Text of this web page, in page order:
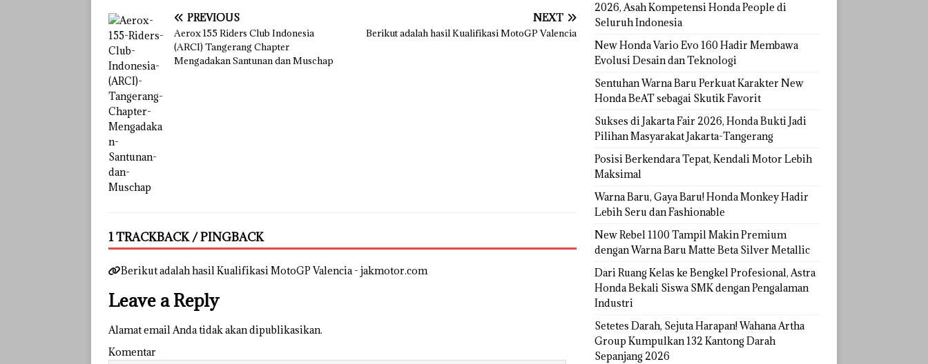
PREVIOUS
Aerox 155 Riders Club Indonesia
(ARCI) Tangerang Chapter
Mengadakan Santunan dan Muschap
NEXT
Berikut adalah hasil Kualifikasi MotoGP Valencia
1 TRACKBACK / PINGBACK
Berikut adalah hasil Kualifikasi MotoGP Valencia - jakmotor.com
Leave a Reply
Alamat email Anda tidak akan dipublikasikan.
Komentar
2026, Asah Kompetensi Honda People di
Seluruh Indonesia
New Honda Vario Evo 160 Hadir Membawa
Evolusi Desain dan Teknologi
Sentuhan Warna Baru Perkuat Karakter New
Honda BeAT sebagai Skutik Favorit
Sukses di Jakarta Fair 2026, Honda Bukti Jadi
Pilihan Masyarakat Jakarta-Tangerang
Posisi Berkendara Tepat, Kendali Motor Lebih
Maksimal
Warna Baru, Gaya Baru! Honda Monkey Hadir
Lebih Seru dan Fashionable
New Rebel 1100 Tampil Makin Premium
dengan Warna Baru Matte Beta Silver Metallic
Dari Ruang Kelas ke Bengkel Profesional, Astra
Honda Bekali Siswa SMK dengan Pengalaman
Industri
Setetes Darah, Sejuta Harapan! Wahana Artha
Group Kumpulkan 132 Kantong Darah
Sepanjang 2026